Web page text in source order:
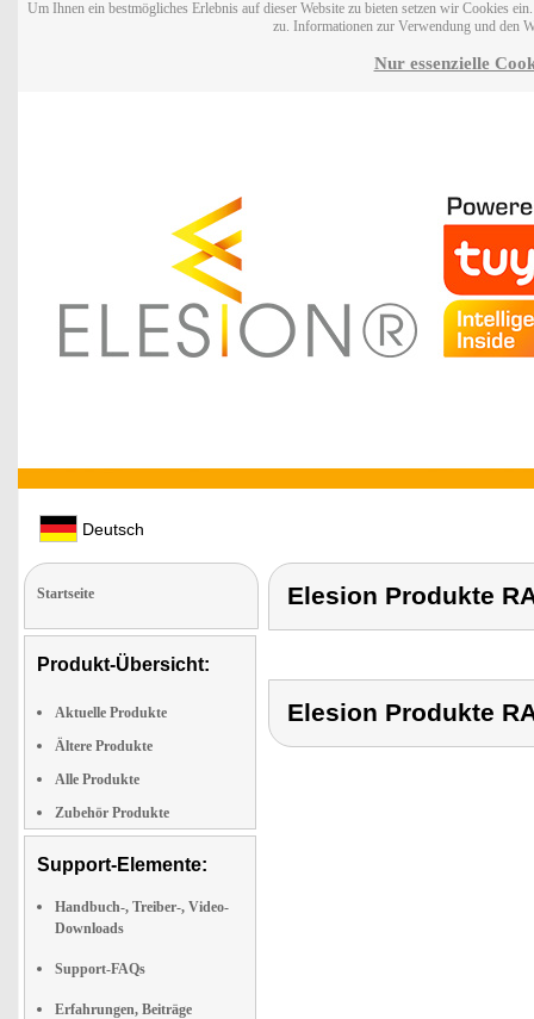
Um Ihnen ein bestmögliches Erlebnis auf dieser Website zu bieten setzen wir Cookies
zu. Informationen zur Verwendung und den
Nur essenzielle
Deutsch
Startseite
Produkt-Übersicht:
Aktuelle Produkte
Ältere Produkte
Alle Produkte
Zubehör Produkte
Support-Elemente:
Handbuch-, Treiber-, Video-
Downloads
Support-FAQs
Erfahrungen, Beiträge
Elesion Produkte
Elesion Produkte